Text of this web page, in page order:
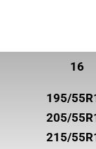
16
195/
205/
215/